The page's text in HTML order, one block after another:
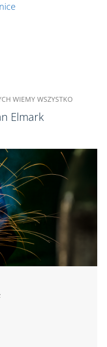
WIEMY WSZYSTKO
Elmark